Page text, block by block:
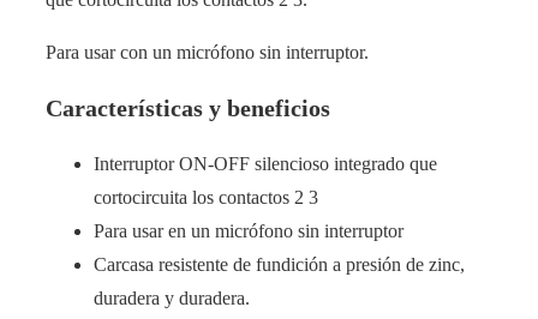
Para usar con un micrófono sin interruptor.
Características y beneficios
Interruptor ON-OFF silencioso integrado que
cortocircuita los contactos 2 3
Para usar en un micrófono sin interruptor
Carcasa resistente de fundición a presión de zinc,
duradera y duradera.